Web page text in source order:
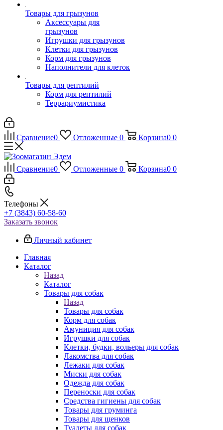
Товары для грызунов
Аксессуары для
грызунов
Игрушки для грызунов
Клетки для грызунов
Корм для грызунов
Наполнители для клеток
Товары для рептилий
Корм для рептилий
Террариумистика
Сравнение0 Отложенные 0 Корзина0 0
Сравнение0 Отложенные 0 Корзина0 0
Телефоны
+7 (3843) 60-58-60
Заказать звонок
Личный кабинет
Главная
Каталог
Назад
Каталог
Товары для собак
Назад
Товары для собак
Корм для собак
Амуниция для собак
Игрушки для собак
Клетки, будки, вольеры для собак
Лакомства для собак
Лежаки для собак
Миски для собак
Одежда для собак
Переноски для собак
Средства гигиены для собак
Товары для груминга
Товары для щенков
Туалеты для собак